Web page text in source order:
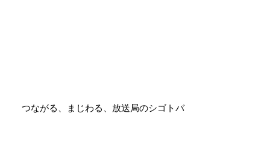
つながる、まじわる、放送局のシゴトバ